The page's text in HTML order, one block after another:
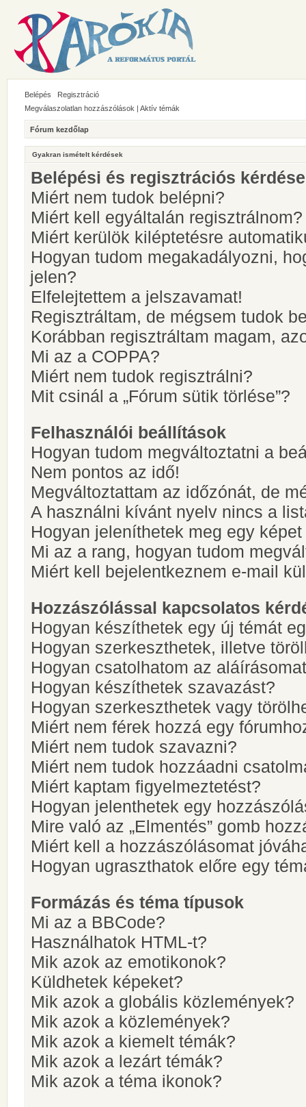
Belépés
Regisztráció
Megválaszolatlan hozzászólások | Aktív témák
Fórum kezdőlap
Gyakran ismételt kérdések
Belépési és regisztrációs
Miért nem tudok belépni?
Miért kell egyáltalán regisztrálnom?
Miért kerülök kiléptetésre
Hogyan tudom megakadályozni,
jelen?
Elfelejtettem a jelszavamat!
Regisztráltam, de mégsem tudok
Korábban regisztráltam magam,
Mi az a COPPA?
Miért nem tudok regisztrálni?
Mit csinál a „Fórum sütik törlése”?
Felhasználói beállítások
Hogyan tudom megváltoztatni a
Nem pontos az idő!
Megváltoztattam az időzónát, de
A használni kívánt nyelv nincs a
Hogyan jeleníthetek meg egy
Mi az a rang, hogyan tudom
Miért kell bejelentkeznem e-mail
Hozzászólással kapcsolatos
Hogyan készíthetek egy új témát
Hogyan szerkeszthetek, illetve
Hogyan csatolhatom az
Hogyan készíthetek szavazást?
Hogyan szerkeszthetek vagy
Miért nem férek hozzá egy
Miért nem tudok szavazni?
Miért nem tudok hozzáadni
Miért kaptam figyelmeztetést?
Hogyan jelenthetek egy
Mire való az „Elmentés” gomb
Miért kell a hozzászólásomat
Hogyan ugraszthatok előre egy
Formázás és téma típusok
Mi az a BBCode?
Használhatok HTML-t?
Mik azok az emotikonok?
Küldhetek képeket?
Mik azok a globális közlemények?
Mik azok a közlemények?
Mik azok a kiemelt témák?
Mik azok a lezárt témák?
Mik azok a téma ikonok?